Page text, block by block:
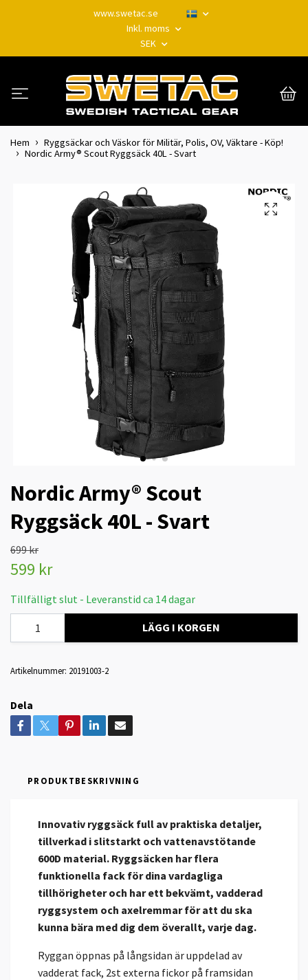
www.swetac.se
Inkl. moms
SEK
Hem
Ryggsäckar och Väskor för Militär, Polis, OV, Väktare - Köp!
Nordic Army® Scout Ryggsäck 40L - Svart
Nordic Army® Scout
Ryggsäck 40L - Svart
699 kr
599 kr
Tillfälligt slut - Leveranstid ca 14 dagar
LÄGG I KORGEN
Artikelnummer: 20191003-2
Dela
PRODUKTBESKRIVNING
Innovativ ryggsäck full av praktiska detaljer,
tillverkad i slitstarkt och vattenavstötande
600D material. Ryggsäcken har flera
funktionella fack för dina vardagliga
tillhörigheter och har ett bekvämt, vadderad
ryggsystem och axelremmar för att du ska
kunna bära med dig dem överallt, varje dag.
Ryggan öppnas på långsidan är uppdelad av
vadderat fack, 2st externa fickor på framsidan